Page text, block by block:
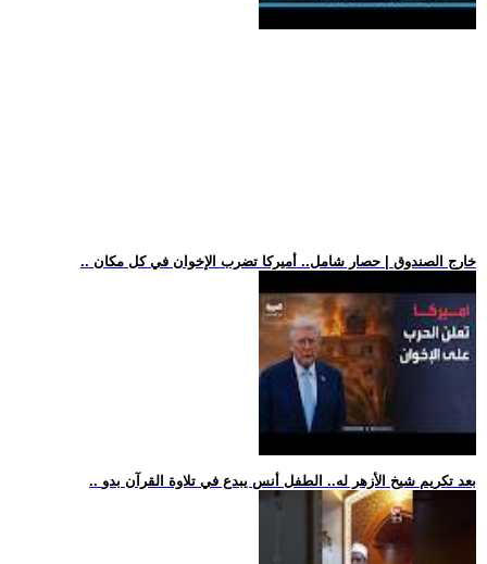
.. خارج الصندوق | حصار شامل.. أميركا تضرب الإخوان في كل مكان
.. بعد تكريم شيخ الأزهر له.. الطفل أنس يبدع في تلاوة القرآن بدو